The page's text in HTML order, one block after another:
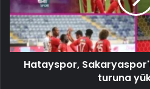
Hatayspor,
turuna